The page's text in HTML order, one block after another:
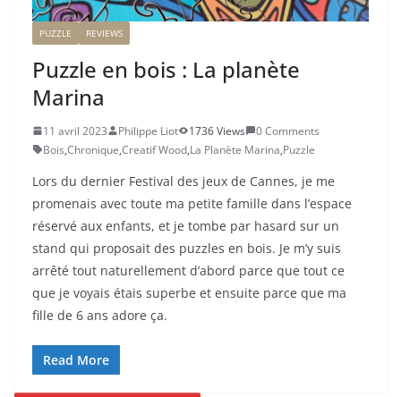
PUZZLE REVIEWS
Puzzle en bois : La planète
Marina
11 avril 2023 Philippe Liot 1736 Views
0 Comments
Bois,Chronique,Creatif Wood,La Planète Marina,Puzzle
Lors du dernier Festival des jeux de Cannes, je me
promenais avec toute ma petite famille dans l’espace
réservé aux enfants, et je tombe par hasard sur un
stand qui proposait des puzzles en bois. Je m’y suis
arrêté tout naturellement d’abord parce que tout ce
que je voyais étais superbe et ensuite parce que ma
fille de 6 ans adore ça.
Read More